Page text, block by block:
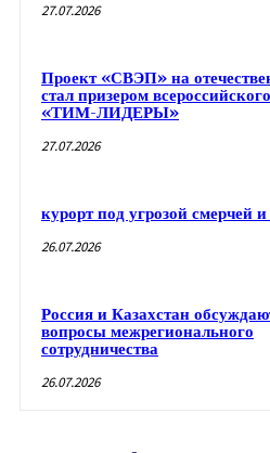
27.07.2026
Проект «СВЭП» на
стал призером
«ТИМ-ЛИДЕРЫ»
27.07.2026
курорт под угрозой смерчей
26.07.2026
Россия и Казахстан
вопросы межрегионального
сотрудничества
26.07.2026